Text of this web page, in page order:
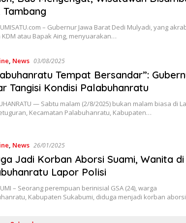
Tambang
– Gubernur Jawa Barat Dedi Mulyadi, yang
KDM atau Bapak Aing, menyuarakan…
, News 03/08/2025
Tempat Bersandar”:
Tangisi Kondisi Palabuhanratu
— Sabtu malam (2/8/2025) bukan malam biasa di
Kecamatan Palabuhanratu, Kabupaten…
, News 26/01/2025
Jadi Korban Aborsi Suami, Wanita di
Lapor Polisi
– Seorang perempuan berinisial GSA (24), warga
Kabupaten Sukabumi, diduga menjadi korban